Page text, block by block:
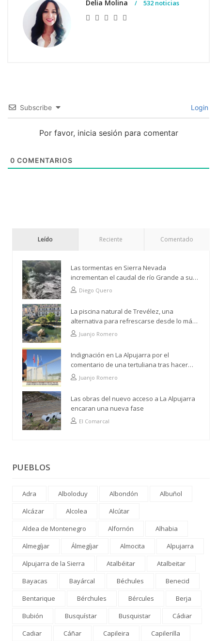
Delia Molina 532 noticias
Subscribe Login
Por favor, inicia sesión para comentar
0 COMENTARIOS
Leído Reciente Comentado
Las tormentas en Sierra Nevada
incrementan el caudal de río Grande a su
paso por Trevélez
Diego Quero
La piscina natural de Trevélez, una
alternativa para refrescarse desde lo más
altoJuanjo Romero
Indignación en La Alpujarra por el
comentario de una tertuliana tras hacer
alusión al analfabetismo con la comarca
Juanjo Romero
Las obras del nuevo acceso a La Alpujarra
encaran una nueva fase
El Comarcal
PUEBLOS
Adra Alboloduy Albondón
Albuñol
Alcázar
Alcolea
Alcútar
Aldea de Montenegro
Alfornón
Alhabia
Almegíjar
Álmegíjar Almocita
Alpujarra
Alpujarra de la Sierra
Atalbéitar
Atalbeitar
Bayacas
Bayárcal Béchules
Benecid
Bentarique
Bérchules Bércules
Berja
Bubión
Busquístar Busquistar
Cádiar
Cadiar
Cáñar Capileira
Capilerilla